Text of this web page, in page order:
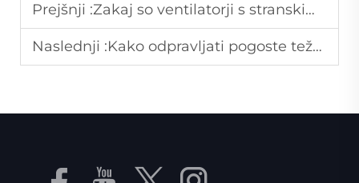
Prejšnji :Zakaj so ventilatorji s stranskim kanalom odporni proti prahu in odpadkom v lesarskih tovarnah?
Naslednji :Kako odpravljati pogoste težave z izgubo tlaka pri vakuumskih črpalkah?